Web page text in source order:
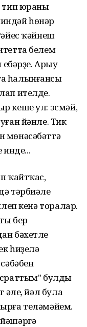
тип юраны
һөнәр
ҡәйнеш
белем
ебәрҙе. Арыу
һалынғансы
ителде.
кеше ул: эсмәй,
йәнле. Тик
мөнәсәбәттә
инде...
ҡайтҡас,
тәрбиәле
кенә торалар.
бер
бәхетле
һиҙелә
булды
әле, йәл була
теләмәйем.